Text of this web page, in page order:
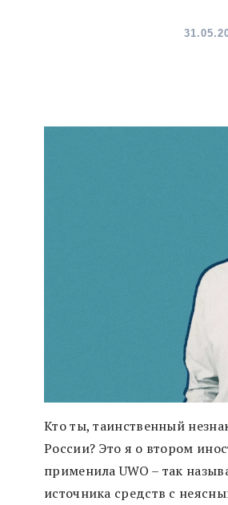
Кто ты, таинственный
России? Это я о втором
применила UWO – так
источника средств с